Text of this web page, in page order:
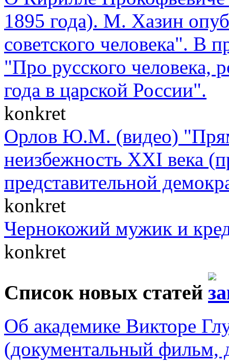
1895 года). М. Хазин
советского человека". В
"Про русского человека,
года в царской России".
konkret
Орлов Ю.М. (видео)
неизбежность XXI века
представительной
konkret
Чернокожий мужик и
konkret
Список новых статей
Об академике Викторе
(документальный